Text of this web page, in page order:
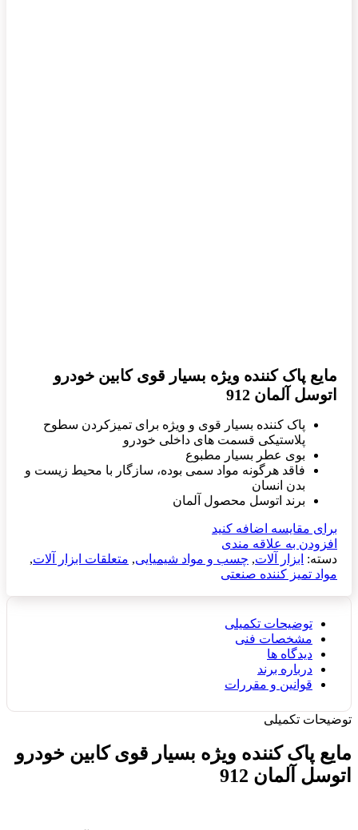
مایع پاک کننده ویژه بسیار قوی کابین خودرو
اتوسل آلمان 912
پاک کننده بسیار قوی و ویژه برای تمیزکردن سطوح
پلاستیکی قسمت های داخلی خودرو
بوی عطر بسیار مطبوع
فاقد هرگونه مواد سمی بوده، سازگار با محیط زیست و
بدن انسان
برند اتوسل محصول آلمان
برای مقایسه اضافه کنید
افزودن به علاقه مندی
دسته: ابزار آلات, چسب و مواد شیمیایی, متعلقات ابزار آلات,
مواد تمیز کننده صنعتی
توضیحات تکمیلی
مشخصات فنی
دیدگاه ها
درباره برند
قوانین و مقررات
توضیحات تکمیلی
مایع پاک کننده ویژه بسیار قوی کابین خودرو
اتوسل آلمان 912